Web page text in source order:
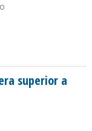
superior a